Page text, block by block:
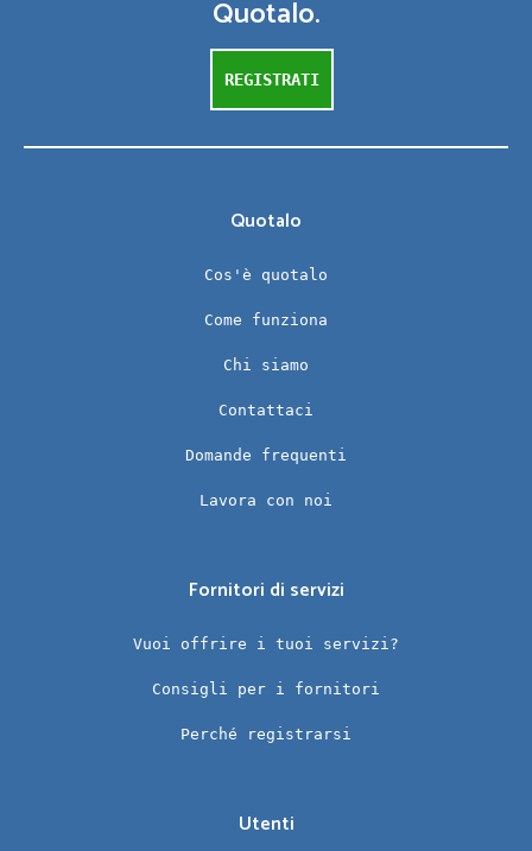
Quotalo.
REGISTRATI
Quotalo
Cos'è quotalo
Come funziona
Chi siamo
Contattaci
Domande frequenti
Lavora con noi
Fornitori di servizi
Vuoi offrire i tuoi servizi?
Consigli per i fornitori
Perché registrarsi
Utenti